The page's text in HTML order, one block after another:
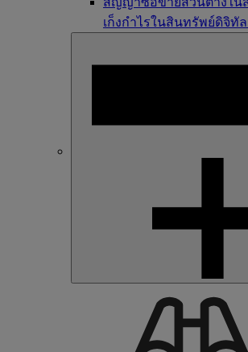
เก็งกำไรในสินทรัพย์ดิจิทั